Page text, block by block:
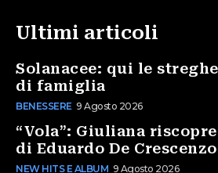
Ultimi articoli
Solanacee: qui le
di famiglia
BENESSERE 9 Agosto 2026
“Vola”: Giuliana
di Eduardo De Crescenzo
NEW HITS E ALBUM 9 Agosto 2026